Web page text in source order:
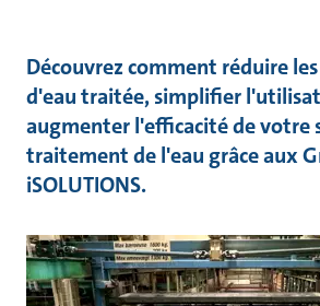
Découvrez comment réduire
d'eau traitée, simplifier
augmenter l'efficacité de votre
traitement de l'eau grâce aux
iSOLUTIONS.